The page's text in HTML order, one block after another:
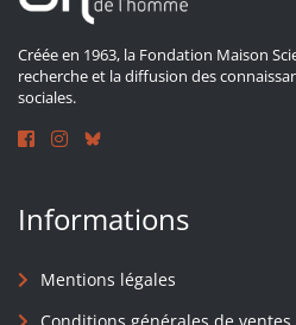
Créée en 1963, la Fondation Maison
recherche et la diffusion des
sociales.
Informations
Mentions légales
Conditions générales de ventes